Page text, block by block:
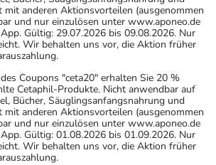
mit anderen Aktionsvorteilen (ausgenommen
und nur einzulösen unter www.aponeo.de
Gültig: 29.07.2026 bis 09.08.2026. Nur
Wir behalten uns vor, die Aktion früher
Coupons "ceta20" erhalten Sie 20 %
Cetaphil-Produkte. Nicht anwendbar auf
Bücher, Säuglingsanfangsnahrung und
mit anderen Aktionsvorteilen (ausgenommen
und nur einzulösen unter www.aponeo.de
Gültig: 01.08.2026 bis 01.09.2026. Nur
Wir behalten uns vor, die Aktion früher